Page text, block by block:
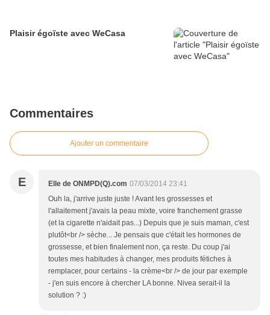
Plaisir égoïste avec WeCasa
Commentaires
Ajouter un commentaire
E Elle de ONMPD(Q).com 07/03/2014 23:41
Ouh la, j'arrive juste juste ! Avant les grossesses et
l'allaitement j'avais la peau mixte, voire franchement grasse
(et la cigarette n'aidait pas...) Depuis que je suis maman, c'est
plutôt<br /> sèche... Je pensais que c'était les hormones de
grossesse, et bien finalement non, ça reste. Du coup j'ai
toutes mes habitudes à changer, mes produits fétiches à
remplacer, pour certains - la crème<br /> de jour par exemple
- j'en suis encore à chercher LA bonne. Nivea serait-il la
solution ? :)